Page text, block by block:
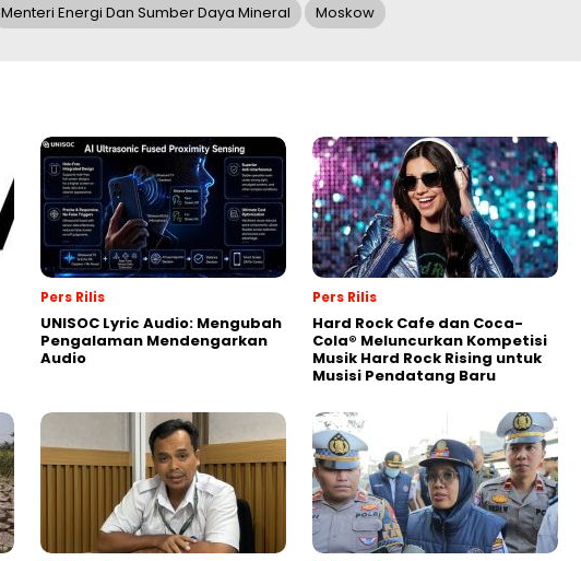
Menteri Energi Dan Sumber Daya Mineral Moskow
Pers Rilis
UNISOC Lyric Audio: Mengubah
Pengalaman Mendengarkan
Audio
Pers Rilis
Hard Rock Cafe dan Coca-
Cola® Meluncurkan Kompetisi
Musik Hard Rock Rising untuk
Musisi Pendatang Baru